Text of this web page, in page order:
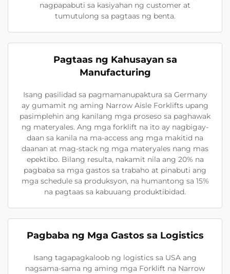
nagpapabuti sa kasiyahan ng customer at
tumutulong sa pagtaas ng benta.
Pagtaas ng Kahusayan sa
Manufacturing
Isang pasilidad sa pagmamanupaktura sa Germany
ay gumamit ng aming Narrow Aisle Forklifts upang
pasimplehin ang kanilang mga proseso sa paghawak
ng materyales. Ang mga forklift na ito ay nagbigay-
daan sa kanila na ma-access ang mga makitid na
daanan at mag-stack ng mga materyales nang mas
epektibo. Bilang resulta, nakamit nila ang 20% na
pagbaba sa mga gastos sa trabaho at pinabuti ang
mga schedule sa produksyon, na humantong sa 15%
na pagtaas sa kabuuang produktibidad.
Pagbaba ng Mga Gastos sa Logistics
Isang tagapagkaloob ng logistics sa USA ang
nagsama-sama ng aming mga Forklift na Narrow